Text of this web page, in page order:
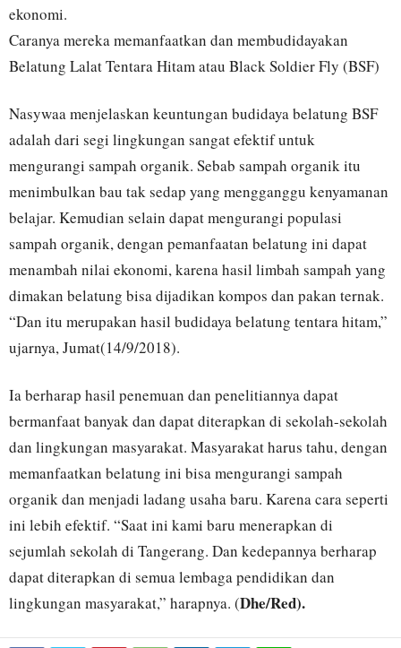
ekonomi.
Caranya mereka memanfaatkan dan membudidayakan
Belatung Lalat Tentara Hitam atau Black Soldier Fly (BSF)
Nasywaa menjelaskan keuntungan budidaya belatung BSF
adalah dari segi lingkungan sangat efektif untuk
mengurangi sampah organik. Sebab sampah organik itu
menimbulkan bau tak sedap yang mengganggu kenyamanan
belajar. Kemudian selain dapat mengurangi populasi
sampah organik, dengan pemanfaatan belatung ini dapat
menambah nilai ekonomi, karena hasil limbah sampah yang
dimakan belatung bisa dijadikan kompos dan pakan ternak.
“Dan itu merupakan hasil budidaya belatung tentara hitam,”
ujarnya, Jumat(14/9/2018).
Ia berharap hasil penemuan dan penelitiannya dapat
bermanfaat banyak dan dapat diterapkan di sekolah-sekolah
dan lingkungan masyarakat. Masyarakat harus tahu, dengan
memanfaatkan belatung ini bisa mengurangi sampah
organik dan menjadi ladang usaha baru. Karena cara seperti
ini lebih efektif. “Saat ini kami baru menerapkan di
sejumlah sekolah di Tangerang. Dan kedepannya berharap
dapat diterapkan di semua lembaga pendidikan dan
lingkungan masyarakat,” harapnya. (Dhe/Red).